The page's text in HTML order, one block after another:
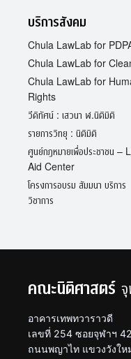
บริการสังคม
Chula LawLab for
Chula LawLab for
Chula LawLab for
Rights
วีดิทัศน์ : เสวนา ฬ.นิติมิติ
รายการวิทยุ : นิติมิติ
ศูนย์กฎหมายเพื่อประชาชน –
Aid Center
โครงการอบรม สัมมนา บริการ
วิชาการ
คณะนิติศาสตร์
อาคารเทพทวาราวดี
เลขที่ 254 ซอยจุฬาฯ 42
ถนนพญาไท แขวงวังให